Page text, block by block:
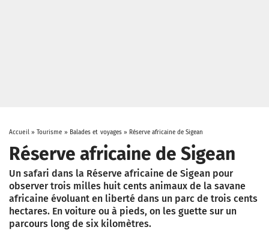
Accueil» Tourisme » Balades et voyages » Réserve africaine de Sigean
Réserve africaine de Sigean
Un safari dans la Réserve africaine de Sigean pour
observer trois milles huit cents animaux de la savane
africaine évoluant en liberté dans un parc de trois cents
hectares. En voiture ou à pieds, on les guette sur un
parcours long de six kilomètres.